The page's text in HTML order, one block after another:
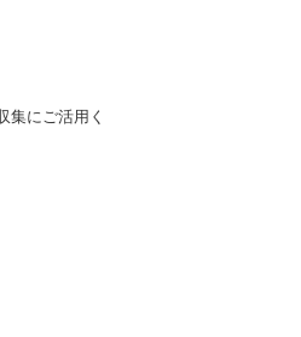
集にご活用く